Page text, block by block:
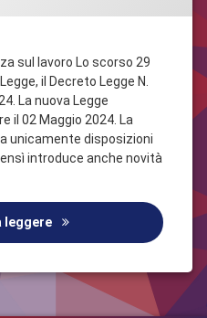
sul lavoro Lo scorso 29
il Decreto Legge N.
La nuova Legge
il 02 Maggio 2024. La
unicamente disposizioni
introduce anche novità
leggere LEGGE N. 56 DEL